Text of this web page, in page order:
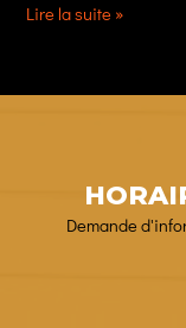
Anti-
Lire la suite »
Demande